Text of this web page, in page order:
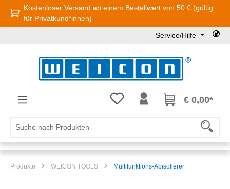
Zum Hauptinhalt springen
Kostenloser Versand ab einem Bestellwert von 50 € (gültig
für Privatkund*innen)
Service/Hilfe
Du hast 0 Produkte auf dem
€ 0,00*
Produkte WEICON TOOLS Multifunktions-Abisolierer